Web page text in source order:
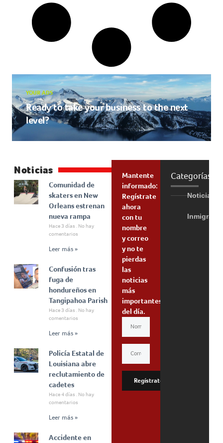
YOUR ADS
Ready to take your business to the next
level?
Noticias
Comunidad de
skaters en New
Orleans estrenan
nueva rampa
Hace 3 días
No hay
comentarios
Leer más »
Confusión tras
fuga de
hondureños en
Tangipahoa Parish
Hace 3 días
No hay
comentarios
Leer más »
Policía Estatal de
Louisiana abre
reclutamiento de
cadetes
Hace 4 días
No hay
comentarios
Leer más »
Accidente en
Mantente
informado:
Regístrate
ahora
con tu
nombre
y correo
y no te
pierdas
las
noticias
más
importantes
del día.
Regístrate
Categorías
Noticias